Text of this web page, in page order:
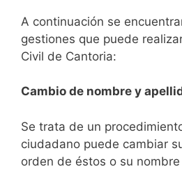
A continuación se
gestiones que puede
Civil de Cantoria:
Cambio de nombre y
Se trata de un
ciudadano puede cambiar
orden de éstos o su